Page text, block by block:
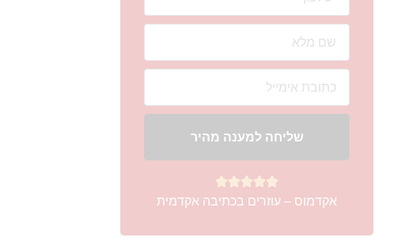
שליחה למענה מהיר





אקדמוס – עוזרים בכתיבה אקדמית